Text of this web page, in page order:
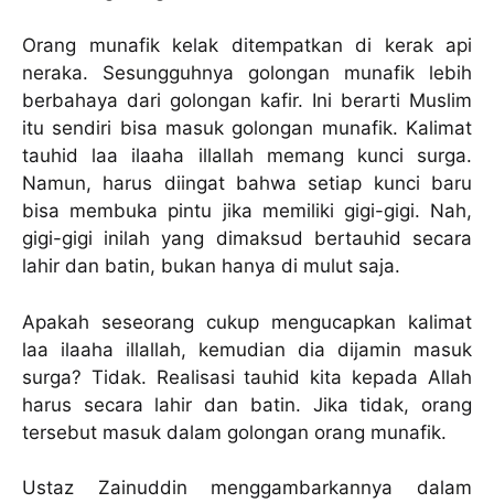
Orang munafik kelak ditempatkan di kerak api
neraka. Sesungguhnya golongan munafik lebih
berbahaya dari golongan kafir. Ini berarti Muslim
itu sendiri bisa masuk golongan munafik. Kalimat
tauhid laa ilaaha illallah memang kunci surga.
Namun, harus diingat bahwa setiap kunci baru
bisa membuka pintu jika memiliki gigi-gigi. Nah,
gigi-gigi inilah yang dimaksud bertauhid secara
lahir dan batin, bukan hanya di mulut saja.
Apakah seseorang cukup mengucapkan kalimat
laa ilaaha illallah, kemudian dia dijamin masuk
surga? Tidak. Realisasi tauhid kita kepada Allah
harus secara lahir dan batin. Jika tidak, orang
tersebut masuk dalam golongan orang munafik.
Ustaz Zainuddin menggambarkannya dalam